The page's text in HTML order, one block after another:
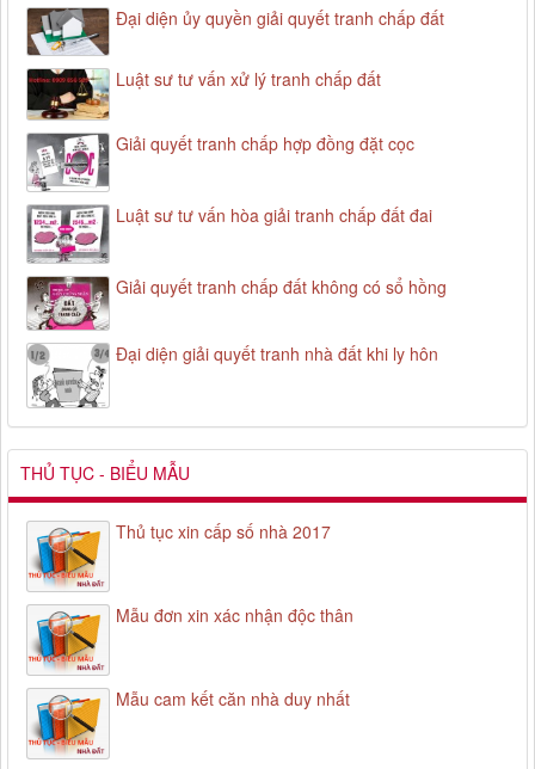
Đại diện ủy quyền giải quyết tranh chấp đất
Luật sư tư vấn xử lý tranh chấp đất
Giải quyết tranh chấp hợp đồng đặt cọc
Luật sư tư vấn hòa giải tranh chấp đất đai
Giải quyết tranh chấp đất không có sổ hồng
Đại diện giải quyết tranh nhà đất khi ly hôn
THỦ TỤC - BIỂU MẪU
Thủ tục xin cấp số nhà 2017
Mẫu đơn xin xác nhận độc thân
Mẫu cam kết căn nhà duy nhất